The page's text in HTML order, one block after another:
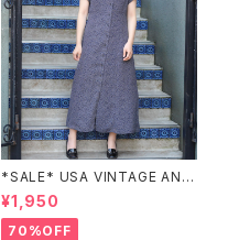
*SALE* USA VINTAGE ANN
EX HALF SLEEVE FLOWER
PATTERNED ONE PIECE/ア
メリカ古着半袖花柄ワンピース
¥1,950
70%OFF